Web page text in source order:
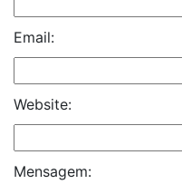
Email:
Website:
Mensagem: